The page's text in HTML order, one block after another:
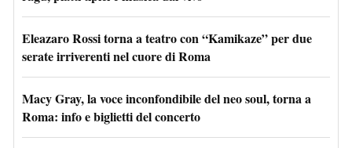
Eleazaro Rossi torna a teatro con “Kamikaze” per due
serate irriverenti nel cuore di Roma
Macy Gray, la voce inconfondibile del neo soul, torna a
Roma: info e biglietti del concerto